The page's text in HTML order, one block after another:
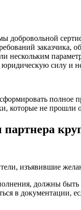
добровольной
заказчика,
нескольким
силу и
полное
которые не прошли
изъявившие
должны быть
в документации,